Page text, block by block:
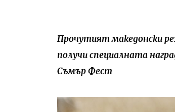
Прочутият македонски
получи специалната
Съмър Фест